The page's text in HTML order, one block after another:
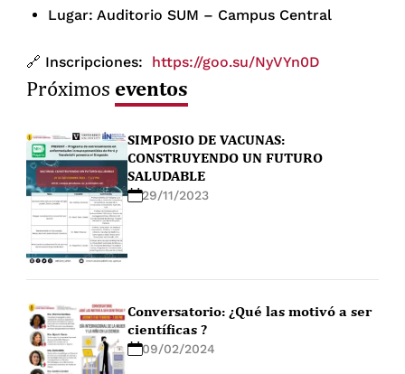
Lugar: Auditorio SUM – Campus Central
🔗 Inscripciones: https://goo.su/NyVYn0D
Próximos eventos
SIMPOSIO DE VACUNAS:
CONSTRUYENDO UN FUTURO
SALUDABLE
29/11/2023
Conversatorio: ¿Qué las motivó a ser
científicas ?
09/02/2024